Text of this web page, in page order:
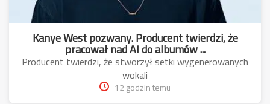
Kanye West pozwany. Producent twierdzi, że
pracował nad AI do albumów ...
Producent twierdzi, że stworzył setki wygenerowanych
wokali
12 godzin temu